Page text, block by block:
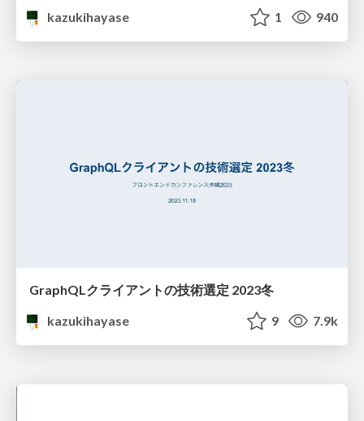
kazukihayase
1 940
GraphQLクライアントの技術選定 2023冬
kazukihayase
9 7.9k